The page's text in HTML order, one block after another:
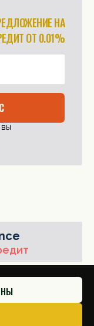
НА
ОТ 0.01%